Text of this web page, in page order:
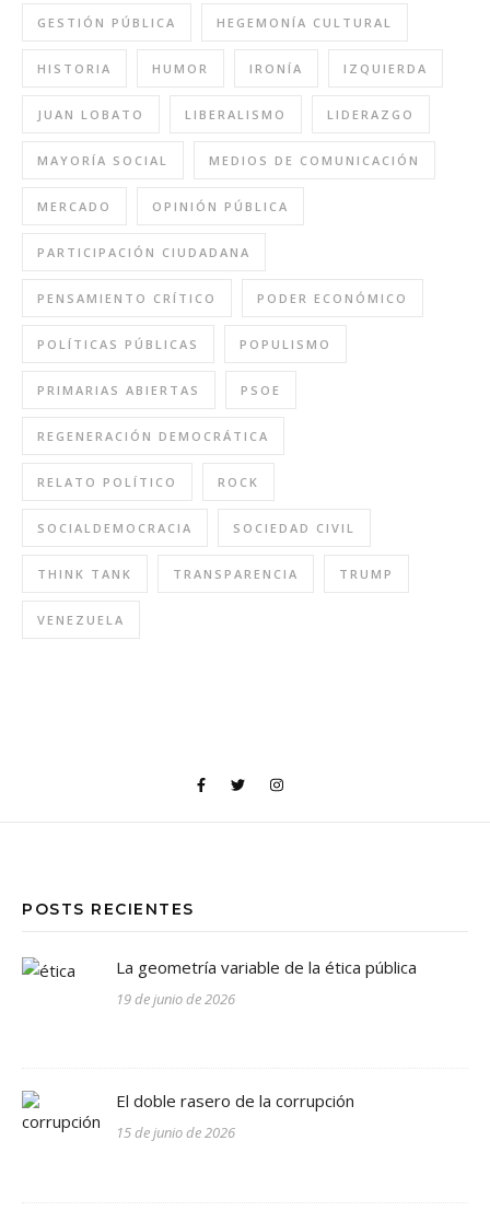
GESTIÓN PÚBLICA HEGEMONÍA CULTURAL
HISTORIA HUMOR IRONÍA IZQUIERDA
JUAN LOBATO LIBERALISMO LIDERAZGO
MAYORÍA SOCIAL MEDIOS DE COMUNICACIÓN
MERCADO OPINIÓN PÚBLICA
PARTICIPACIÓN CIUDADANA
PENSAMIENTO CRÍTICO PODER ECONÓMICO
POLÍTICAS PÚBLICAS POPULISMO
PRIMARIAS ABIERTAS PSOE
REGENERACIÓN DEMOCRÁTICA
RELATO POLÍTICO ROCK
SOCIALDEMOCRACIA SOCIEDAD CIVIL
THINK TANK TRANSPARENCIA TRUMP
VENEZUELA
POSTS RECIENTES
La geometría variable de la ética pública
19 de junio de 2026
El doble rasero de la corrupción
15 de junio de 2026